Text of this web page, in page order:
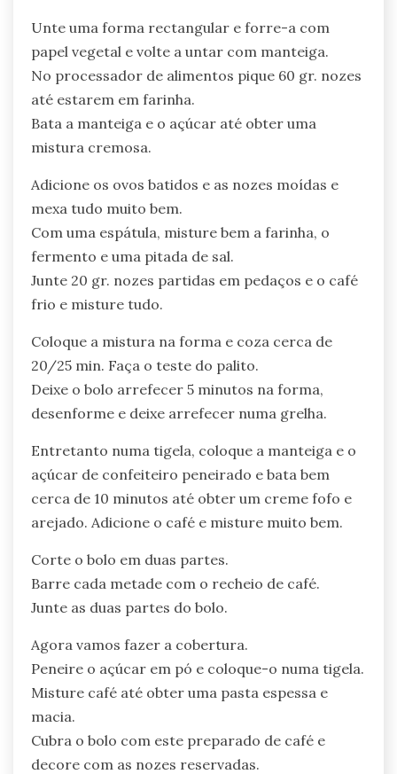
Unte uma forma rectangular e forre-a com
papel vegetal e volte a untar com manteiga.
No processador de alimentos pique 60 gr. nozes
até estarem em farinha.
Bata a manteiga e o açúcar até obter uma
mistura cremosa.
Adicione os ovos batidos e as nozes moídas e
mexa tudo muito bem.
Com uma espátula, misture bem a farinha, o
fermento e uma pitada de sal.
Junte 20 gr. nozes partidas em pedaços e o café
frio e misture tudo.
Coloque a mistura na forma e coza cerca de
20/25 min. Faça o teste do palito.
Deixe o bolo arrefecer 5 minutos na forma,
desenforme e deixe arrefecer numa grelha.
Entretanto numa tigela, coloque a manteiga e o
açúcar de confeiteiro peneirado e bata bem
cerca de 10 minutos até obter um creme fofo e
arejado. Adicione o café e misture muito bem.
Corte o bolo em duas partes.
Barre cada metade com o recheio de café.
Junte as duas partes do bolo.
Agora vamos fazer a cobertura.
Peneire o açúcar em pó e coloque-o numa tigela.
Misture café até obter uma pasta espessa e
macia.
Cubra o bolo com este preparado de café e
decore com as nozes reservadas.